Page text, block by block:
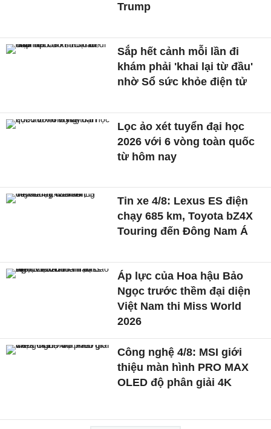
Trump
Sắp hết cảnh mỗi lần đi
khám phải 'khai lại từ đầu'
nhờ Sổ sức khỏe điện tử
Lọc ảo xét tuyển đại học
2026 với 6 vòng toàn quốc
từ hôm nay
Tin xe 4/8: Lexus ES điện
chạy 685 km, Toyota bZ4X
Touring đến Đông Nam Á
Áp lực của Hoa hậu Bảo
Ngọc trước thềm đại diện
Việt Nam thi Miss World
2026
Công nghệ 4/8: MSI giới
thiệu màn hình PRO MAX
OLED độ phân giải 4K